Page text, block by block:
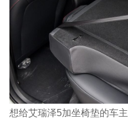
想给艾瑞泽5加坐椅垫的车